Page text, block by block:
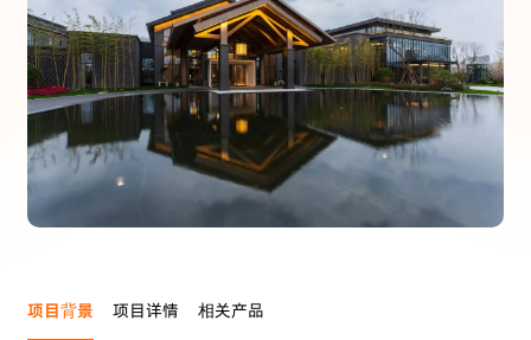
项目背景 项目详情 相关产品
提交留言